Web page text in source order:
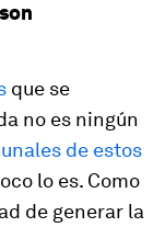
que se
no es ningún
de estos
lo es. Como
de generar la